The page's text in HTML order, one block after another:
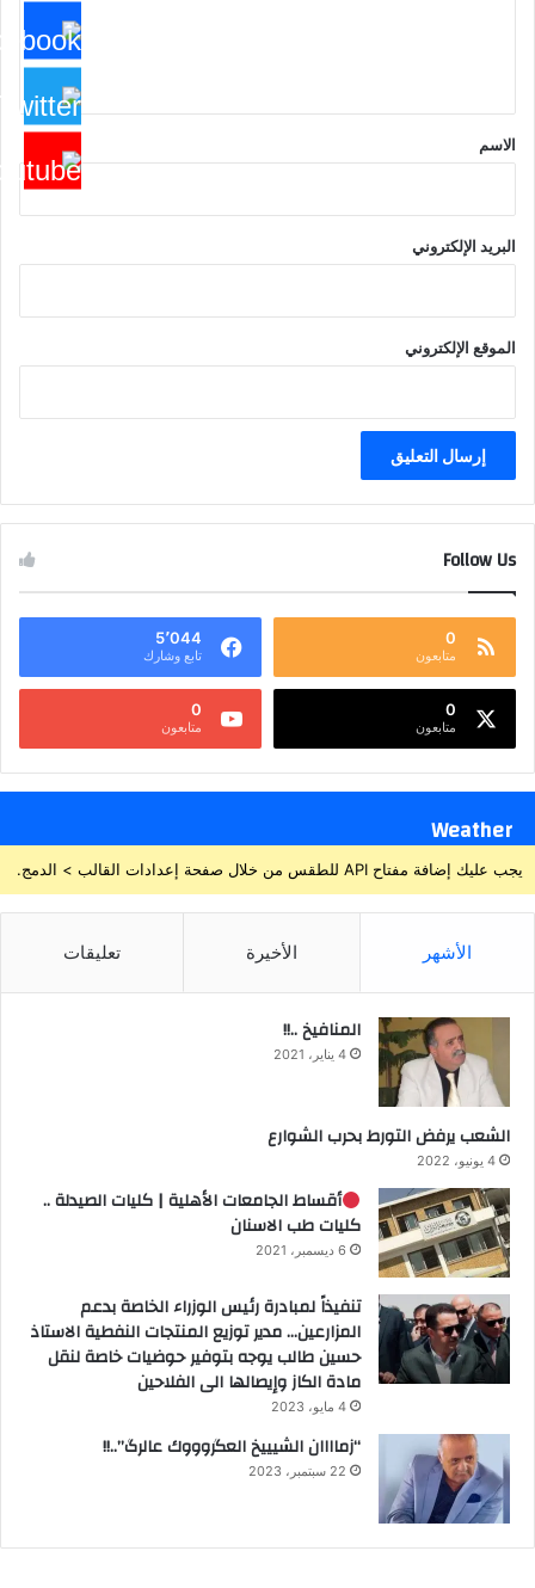
*
الاسم
البريد الإلكتروني
الموقع الإلكتروني
Follow Us
0
متابعون
5٬044
تابع وشارك
0
متابعون
0
متابعون
Weather
يجب عليك إضافة مفتاح API للطقس من خلال صفحة إعدادات القالب > الدمج.
الأشهر الأخيرة تعليقات
المنافيخ ..!!
4 يناير، 2021
الشعب يرفض التورط بحرب الشوارع
4 يونيو، 2022
أقساط الجامعات الأهلية | كليات الصيدلة ..
كليات طب الاسنان
6 ديسمبر، 2021
تنفيذاً لمبادرة رئيس الوزراء الخاصة بدعم
المزارعين… مدير توزيع المنتجات النفطية الاستاذ
حسين طالب يوجه بتوفير حوضيات خاصة لنقل
مادة الكاز وإيصالها الى الفلاحين
4 مايو، 2023
“زماااان الشيييخ العگروووك عالرگ”..!!
22 سبتمبر، 2023